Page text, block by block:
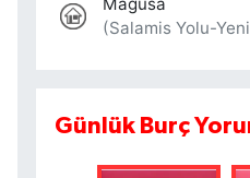
Günlük Burç